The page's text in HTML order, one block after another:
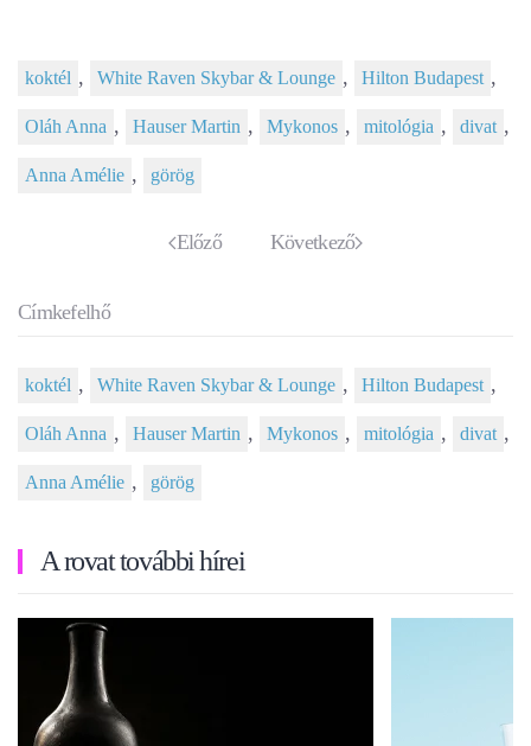
koktél , White Raven Skybar & Lounge , Hilton Budapest ,
Oláh Anna , Hauser Martin , Mykonos , mitológia , divat ,
Anna Amélie , görög
Előző Következő
Címkefelhő
koktél , White Raven Skybar & Lounge , Hilton Budapest ,
Oláh Anna , Hauser Martin , Mykonos , mitológia , divat ,
Anna Amélie , görög
A rovat további hírei